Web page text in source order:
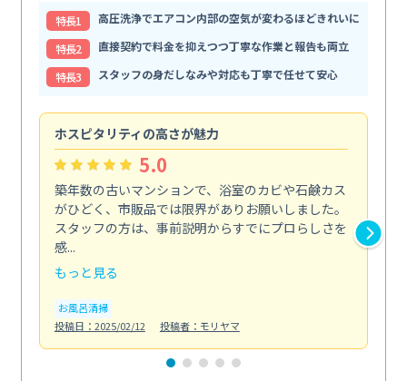
特⻑1
高圧洗浄でエアコン内部の空気が変わるほどきれいに
特⻑2
直接契約で料金を抑えつつ丁寧な作業と報告も両立
特⻑3
スタッフの身だしなみや対応も丁寧で任せて安心
ホスピタリティの高さが魅力
5.0
築年数の古いマンションで、浴室のカビや石鹸カス
がひどく、市販品では限界がありお願いしました。
スタッフの方は、事前説明からすでにプロらしさを
感...
もっと見る
お風呂清掃
投稿日：2025/02/12
投稿者：モリヤマ